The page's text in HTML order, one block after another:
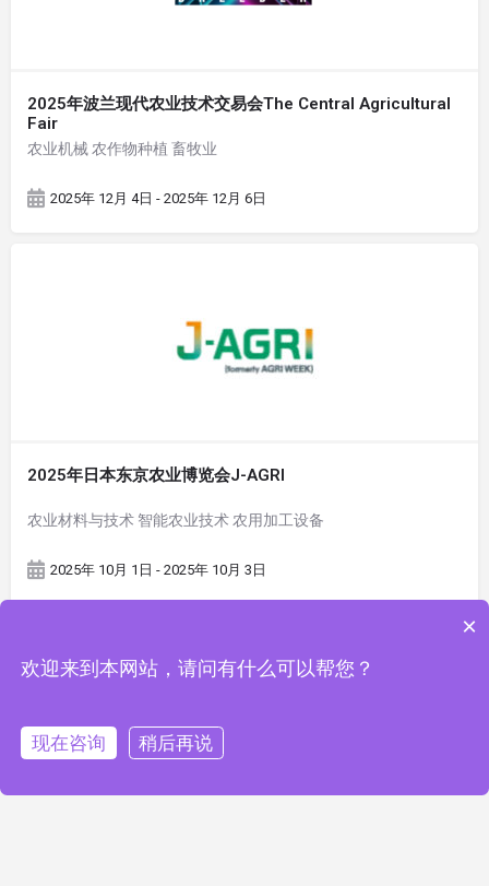
2025年波兰现代农业技术交易会The Central Agricultural
Fair
农业机械 农作物种植 畜牧业
2025年 12月 4日 - 2025年 12月 6日
2025年日本东京农业博览会J-AGRI
农业材料与技术 智能农业技术 农用加工设备
2025年 10月 1日 - 2025年 10月 3日
×
欢迎来到本网站，请问有什么可以帮您？
现在咨询 稍后再说